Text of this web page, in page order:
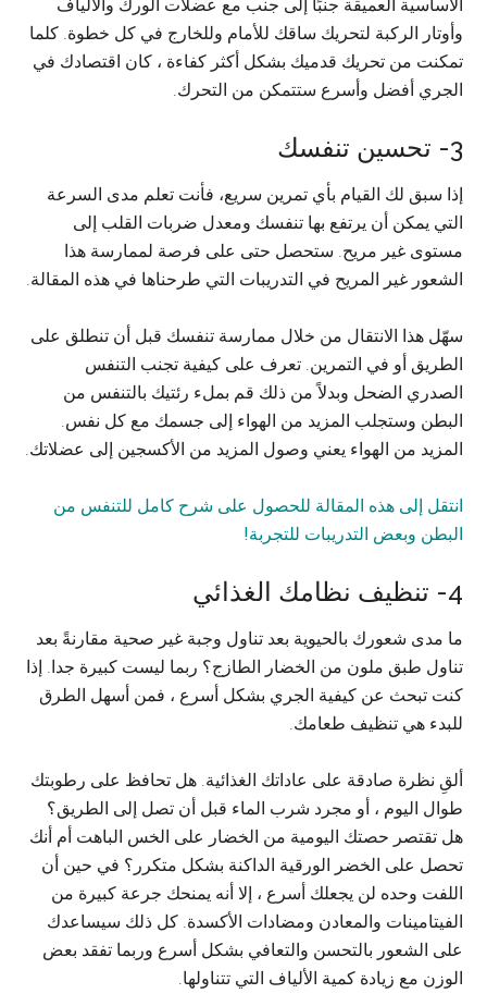
الأساسية العميقة جنبًا إلى جنب مع عضلات الورك والألياف
وأوتار الركبة لتحريك ساقك للأمام وللخارج في كل خطوة. كلما
تمكنت من تحريك قدميك بشكل أكثر كفاءة ، كان اقتصادك في
الجري أفضل وأسرع ستتمكن من التحرك.
3- تحسين تنفسك
إذا سبق لك القيام بأي تمرين سريع، فأنت تعلم مدى السرعة
التي يمكن أن يرتفع بها تنفسك ومعدل ضربات القلب إلى
مستوى غير مريح. ستحصل حتى على فرصة لممارسة هذا
الشعور غير المريح في التدريبات التي طرحناها في هذه المقالة.
سهّل هذا الانتقال من خلال ممارسة تنفسك قبل أن تنطلق على
الطريق أو في التمرين. تعرف على كيفية تجنب التنفس
الصدري الضحل وبدلاً من ذلك قم بملء رئتيك بالتنفس من
البطن وستجلب المزيد من الهواء إلى جسمك مع كل نفس.
المزيد من الهواء يعني وصول المزيد من الأكسجين إلى عضلاتك.
انتقل إلى هذه المقالة للحصول على شرح كامل للتنفس من
البطن وبعض التدريبات للتجربة!
4- تنظيف نظامك الغذائي
ما مدى شعورك بالحيوية بعد تناول وجبة غير صحية مقارنةً بعد
تناول طبق ملون من الخضار الطازج؟ ربما ليست كبيرة جدا. إذا
كنت تبحث عن كيفية الجري بشكل أسرع ، فمن أسهل الطرق
للبدء هي تنظيف طعامك.
ألقِ نظرة صادقة على عاداتك الغذائية. هل تحافظ على رطوبتك
طوال اليوم ، أو مجرد شرب الماء قبل أن تصل إلى الطريق؟
هل تقتصر حصتك اليومية من الخضار على الخس الباهت أم أنك
تحصل على الخضر الورقية الداكنة بشكل متكرر؟ في حين أن
اللفت وحده لن يجعلك أسرع ، إلا أنه يمنحك جرعة كبيرة من
الفيتامينات والمعادن ومضادات الأكسدة. كل ذلك سيساعدك
على الشعور بالتحسن والتعافي بشكل أسرع وربما تفقد بعض
الوزن مع زيادة كمية الألياف التي تتناولها.